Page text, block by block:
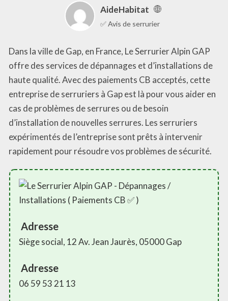
AideHabitat
✅ Avis de serrurier
Dans la ville de Gap, en France, Le Serrurier Alpin GAP
offre des services de dépannages et d’installations de
haute qualité. Avec des paiements CB acceptés, cette
entreprise de serruriers à Gap est là pour vous aider en
cas de problèmes de serrures ou de besoin
d’installation de nouvelles serrures. Les serruriers
expérimentés de l’entreprise sont prêts à intervenir
rapidement pour résoudre vos problèmes de sécurité.
Adresse
Siège social, 12 Av. Jean Jaurès, 05000 Gap
Adresse
06 59 53 21 13